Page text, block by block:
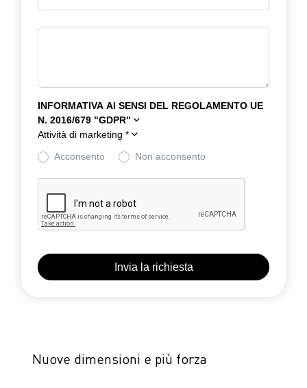
INFORMATIVA AI SENSI DEL REGOLAMENTO UE
N. 2016/679 "GDPR"
Attività di marketing *
Acconsento Non acconsento
Nuove dimensioni e più forza